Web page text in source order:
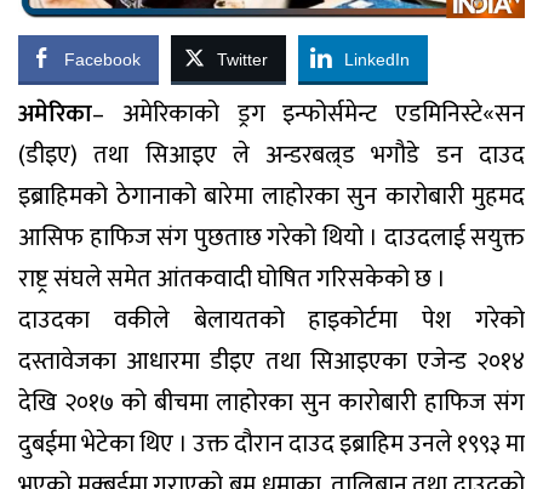
Facebook Twitter LinkedIn
अमेरिका– अमेरिकाको ड्रग इन्फोर्समेन्ट एडमिनिस्टे«सन
(डीइए) तथा सिआइए ले अन्डरबल्र्ड भगौडे डन दाउद
इब्राहिमको ठेगानाको बारेमा लाहोरका सुन कारोबारी मुहमद
आसिफ हाफिज संग पुछताछ गरेको थियो । दाउदलाई सयुक्त
राष्ट्र संघले समेत आंतकवादी घोषित गरिसकेको छ ।
दाउदका वकीले बेलायतको हाइकोर्टमा पेश गरेको
दस्तावेजका आधारमा डीइए तथा सिआइएका एजेन्ड २०१४
देखि २०१७ को बीचमा लाहोरका सुन कारोबारी हाफिज संग
दुबईमा भेटेका थिए । उक्त दौरान दाउद इब्राहिम उनले १९९३ मा